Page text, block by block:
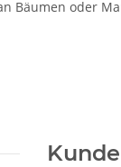
Bäumen oder